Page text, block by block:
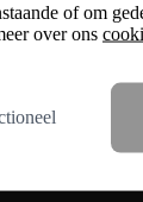
of om
over ons